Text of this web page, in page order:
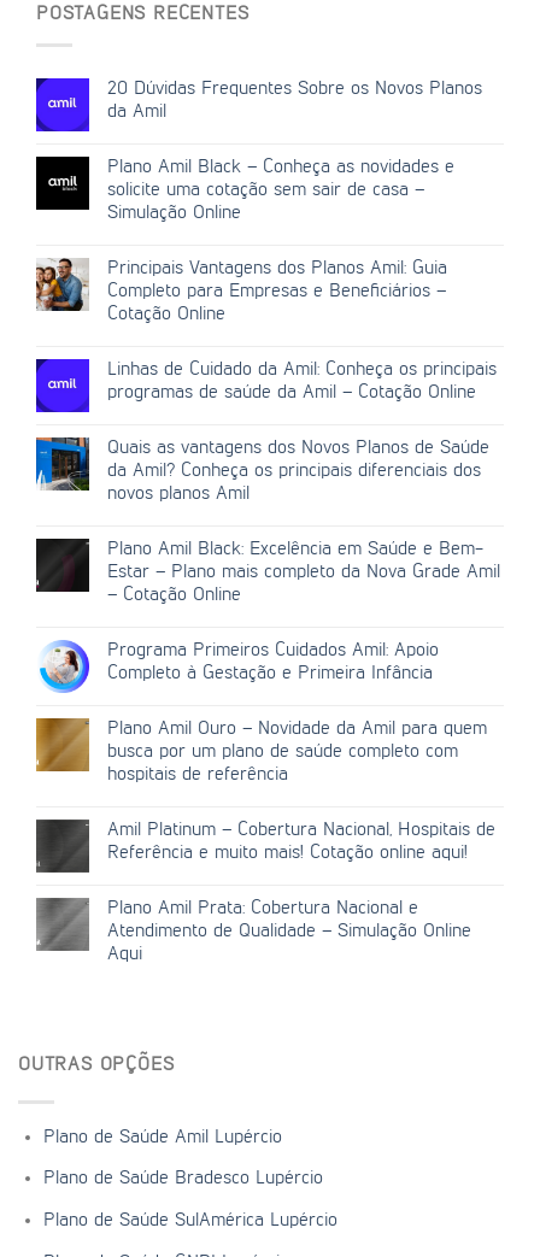
POSTAGENS RECENTES
20 Dúvidas Frequentes Sobre os Novos Planos
da Amil
Plano Amil Black – Conheça as novidades e
solicite uma cotação sem sair de casa –
Simulação Online
Principais Vantagens dos Planos Amil: Guia
Completo para Empresas e Beneficiários –
Cotação Online
Linhas de Cuidado da Amil: Conheça os principais
programas de saúde da Amil – Cotação Online
Quais as vantagens dos Novos Planos de Saúde
da Amil? Conheça os principais diferenciais dos
novos planos Amil
Plano Amil Black: Excelência em Saúde e Bem-
Estar – Plano mais completo da Nova Grade Amil
– Cotação Online
Programa Primeiros Cuidados Amil: Apoio
Completo à Gestação e Primeira Infância
Plano Amil Ouro – Novidade da Amil para quem
busca por um plano de saúde completo com
hospitais de referência
Amil Platinum – Cobertura Nacional, Hospitais de
Referência e muito mais! Cotação online aqui!
Plano Amil Prata: Cobertura Nacional e
Atendimento de Qualidade – Simulação Online
Aqui
OUTRAS OPÇÕES
Plano de Saúde Amil Lupércio
Plano de Saúde Bradesco Lupércio
Plano de Saúde SulAmérica Lupércio